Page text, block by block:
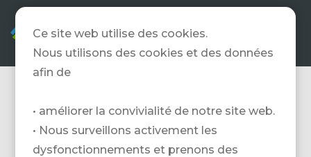
FR
Artic Elements
Heliskiing
Ce site web utilise des cookies.
Nous utilisons des cookies et des données
afin de
• améliorer la convivialité de notre site web.
• Nous surveillons activement les
dysfonctionnements et prenons des